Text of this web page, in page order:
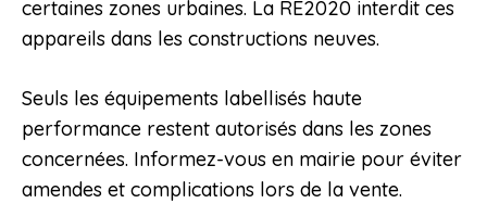
certaines zones urbaines. La RE2020 interdit ces
appareils dans les constructions neuves.
Seuls les équipements labellisés haute
performance restent autorisés dans les zones
concernées. Informez-vous en mairie pour éviter
amendes et complications lors de la vente.